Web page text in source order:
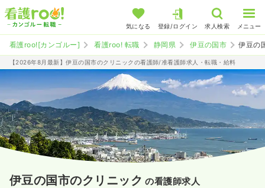
気になる 登録/ログイン 求人検索 メニュー
看護roo![カンゴルー] 看護roo! 転職 静岡県 伊豆の国市 伊豆の
【2026年8月最新】伊豆の国市のクリニックの看護師/准看護師求人・転職・給料
伊豆の国市のクリニック の看護師求人